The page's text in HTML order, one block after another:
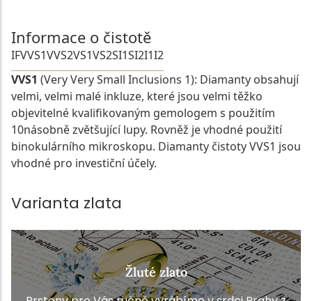
Informace o čistotě
IFVVS1VVS2VS1VS2SI1SI2I1I2
VVS1 (Very Very Small Inclusions 1): Diamanty obsahují
velmi, velmi malé inkluze, které jsou velmi těžko
objevitelné kvalifikovaným gemologem s použitím
10násobně zvětšující lupy. Rovněž je vhodné použití
binokulárního mikroskopu. Diamanty čistoty VVS1 jsou
vhodné pro investiční účely.
Varianta zlata
Žluté zlato